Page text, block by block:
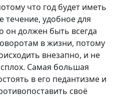
что год будет иметь
течение, удобное для
он должен быть всегда
в жизни, потому
внезапно, и не
Самая большая
в его педантизме и
своё